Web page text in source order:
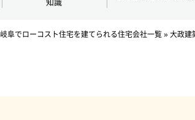
岐阜でローコスト住宅を建てられる住宅会社一覧»大政建